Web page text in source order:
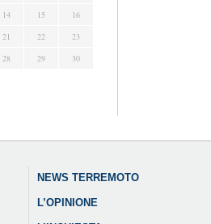
14 15
16
21 22
23
28 29
30
NEWS TERREMOTO
L’OPINIONE